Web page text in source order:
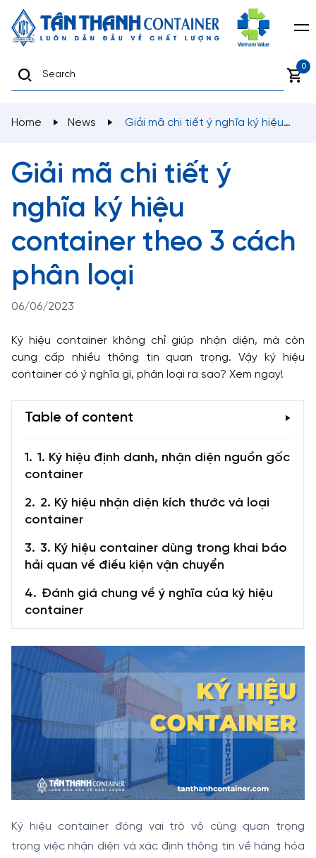
0
Home News
Giải mã chi tiết ý
nghĩa ký hiệu
container theo 3 cách
phân loại
06/06/2023
Ký hiệu container không chỉ giúp nhận diện, mà còn
cung cấp nhiều thông tin quan trọng. Vậy ký hiệu
container có ý nghĩa gì, phân loại ra sao? Xem ngay!
Table of content
1. Ký hiệu định danh, nhận diện nguồn gốc
container
2. Ký hiệu nhận diện kích thước và loại
container
3. Ký hiệu container dùng trong khai báo
hải quan về điều kiện vận chuyển
Đánh giá chung về ý nghĩa của ký hiệu
container
Ký hiệu container đóng vai trò vô cùng quan trọng
trong việc nhận diện và xác định thông tin về hàng hóa